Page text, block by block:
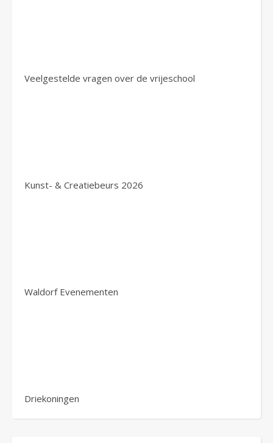
Veelgestelde vragen over de vrijeschool
Kunst- & Creatiebeurs 2026
Waldorf Evenementen
Driekoningen